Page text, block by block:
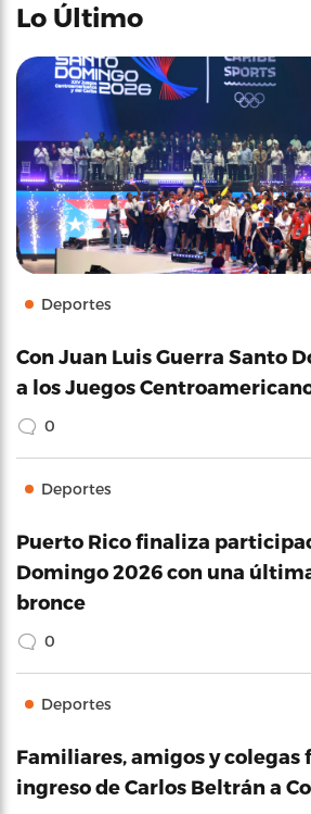
Lo Último
Deportes
Con Juan Luis Guerra Santo
a los Juegos
0
Deportes
Puerto Rico finaliza
Domingo 2026 con una
bronce
0
Deportes
Familiares, amigos y colegas
ingreso de Carlos Beltrán a